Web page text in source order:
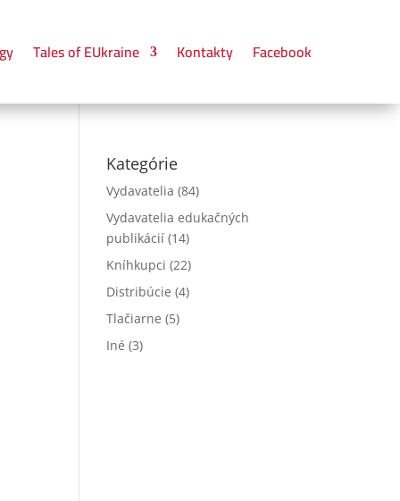
Tales of EUkraine Kontakty Facebook
Kategórie
Vydavatelia (84)
Vydavatelia edukačných
publikácií (14)
Kníhkupci (22)
Distribúcie (4)
Tlačiarne (5)
Iné (3)